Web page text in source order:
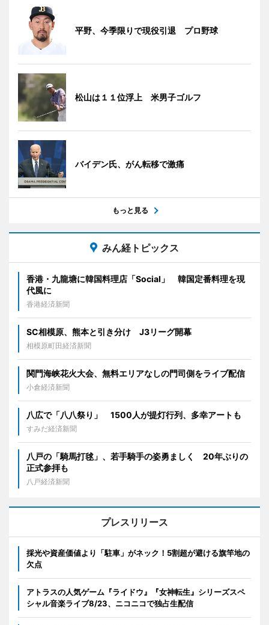
平野、今季限りで現役引退 プロ野球
松山は１１位浮上 米男子ゴルフ
バイデン氏、がん転移で激痛
もっと見る
みん経トピックス
香港・九龍塘に韓国料理店「Social」 韓国定番料理を現
代風に
香港経済新聞
SC相模原、熊本と引き分け J3リーグ開幕
相模原町田経済新聞
関門海峡花火大会、無料エリアなしの門司側をライブ配信
小倉経済新聞
八広で「八八祭り」 1500人が提灯行列、多幸アートも
すみだ経済新聞
八戸の「騎馬打毬」、若手騎手の姿勇ましく 20年ぶりの
正式参拝も
八戸経済新聞
プレスリリース
採光や資産価値より「駐車」がネック！5割超が避ける旗竿地の
欠点
アトラスの人気ゲーム『ライドウ』『女神転生』シリーズスペ
シャル音楽ライブ8/23、ニコニコで独占生配信